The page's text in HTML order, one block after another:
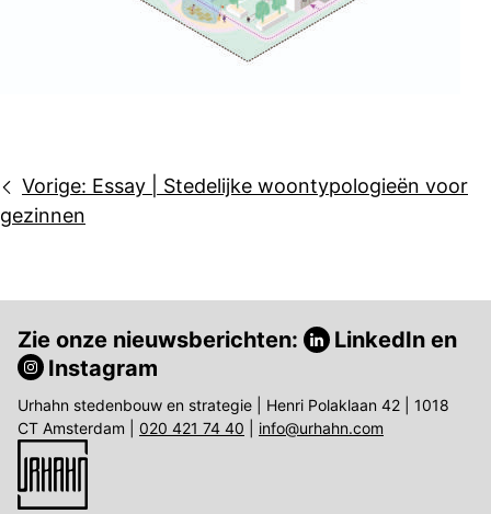
Bericht
navigatie
Vorige: Essay | Stedelijke woontypologieën voor
gezinnen
Zie onze nieuwsberichten: LinkedIn en
Instagram
Urhahn stedenbouw en strategie | Henri Polaklaan 42 | 1018
CT Amsterdam | 020 421 74 40 info@urhahn.com